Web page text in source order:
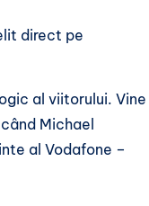
direct pe
al viitorului. Vine
Michael
al Vodafone –